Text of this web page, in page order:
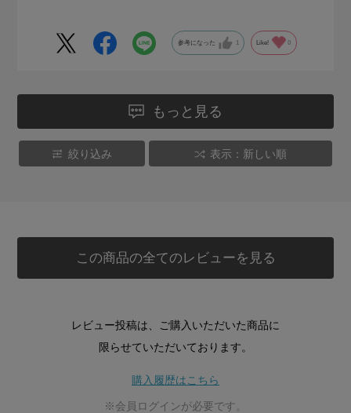
参考になった Like! 0
もっと見る
絞り込み 表示：新しい順
この商品の全てのレビューを見る
レビュー投稿は、ご購入いただいた商品に
限らせていただいております。
購入履歴はこちら
※会員ログインが必要です。